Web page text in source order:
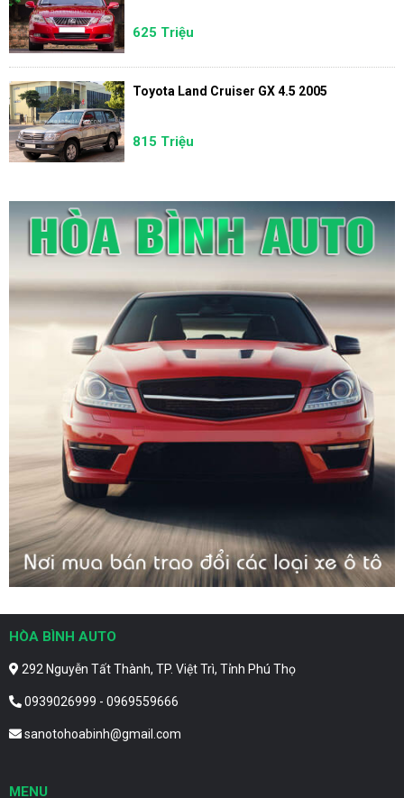
625 Triệu
Toyota Land Cruiser GX 4.5 2005
815 Triệu
HÒA BÌNH AUTO
292 Nguyễn Tất Thành, TP. Việt Trì, Tỉnh Phú Thọ
0939026999 - 0969559666
sanotohoabinh@gmail.com
MENU